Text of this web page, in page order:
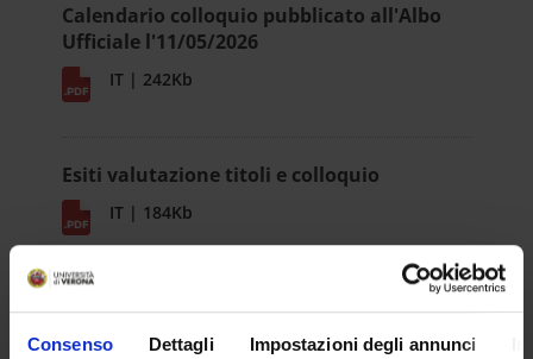
Consenso Dettagli Impostazioni degli annunci
Calendario colloquio pubblicato all'Albo
Ufficiale l'11/05/2026
IT | 242Kb
Esiti valutazione titoli e colloquio
IT | 184Kb
Verbale 1 - criteri
IT | 260Kb